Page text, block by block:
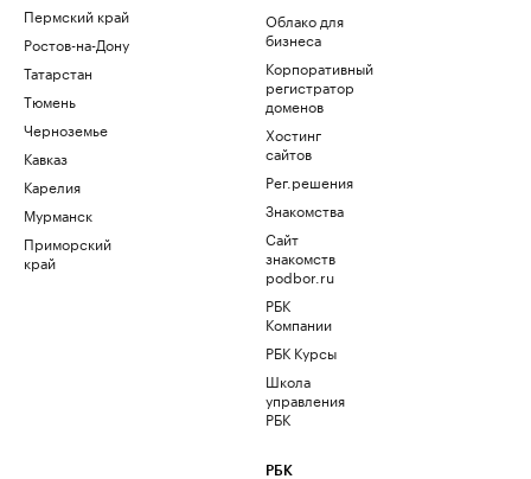
Пермский край
Ростов-на-Дону
Татарстан
Тюмень
Черноземье
Кавказ
Карелия
Мурманск
Приморский
край
Облако для
бизнеса
Корпоративный
регистратор
доменов
Хостинг
сайтов
Рег.решения
Знакомства
Сайт
знакомств
podbor.ru
РБК
Компании
РБК Курсы
Школа
управления
РБК
РБК